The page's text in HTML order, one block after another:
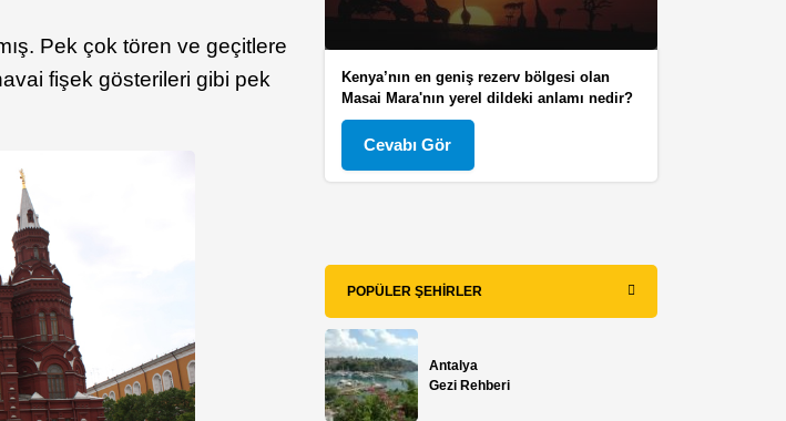
Pek çok tören ve geçitlere
fişek gösterileri gibi pek
Kenya’nın en geniş rezerv bölgesi olan
Masai Mara'nın yerel dildeki anlamı nedir?
Cevabı Gör
POPÜLER ŞEHIRLER
Antalya
Gezi Rehberi